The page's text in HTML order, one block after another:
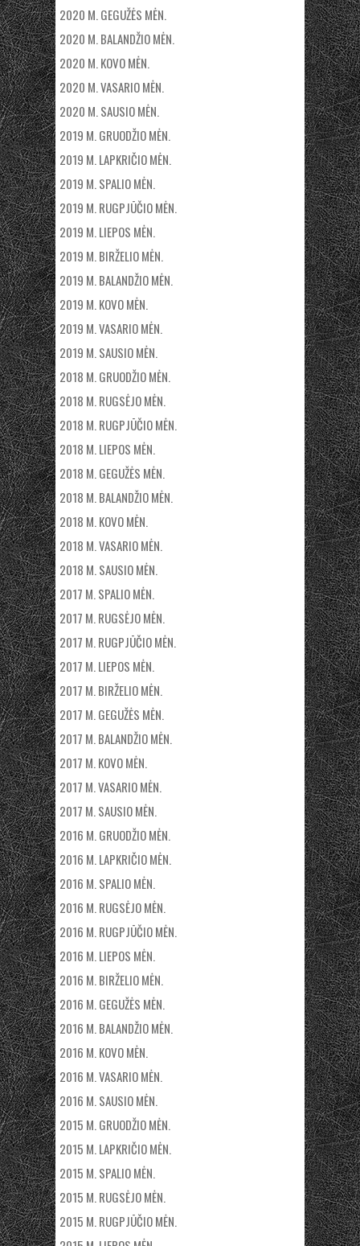
2020 M. GEGUŽĖS MĖN.
2020 M. BALANDŽIO MĖN.
2020 M. KOVO MĖN.
2020 M. VASARIO MĖN.
2020 M. SAUSIO MĖN.
2019 M. GRUODŽIO MĖN.
2019 M. LAPKRIČIO MĖN.
2019 M. SPALIO MĖN.
2019 M. RUGPJŪČIO MĖN.
2019 M. LIEPOS MĖN.
2019 M. BIRŽELIO MĖN.
2019 M. BALANDŽIO MĖN.
2019 M. KOVO MĖN.
2019 M. VASARIO MĖN.
2019 M. SAUSIO MĖN.
2018 M. GRUODŽIO MĖN.
2018 M. RUGSĖJO MĖN.
2018 M. RUGPJŪČIO MĖN.
2018 M. LIEPOS MĖN.
2018 M. GEGUŽĖS MĖN.
2018 M. BALANDŽIO MĖN.
2018 M. KOVO MĖN.
2018 M. VASARIO MĖN.
2018 M. SAUSIO MĖN.
2017 M. SPALIO MĖN.
2017 M. RUGSĖJO MĖN.
2017 M. RUGPJŪČIO MĖN.
2017 M. LIEPOS MĖN.
2017 M. BIRŽELIO MĖN.
2017 M. GEGUŽĖS MĖN.
2017 M. BALANDŽIO MĖN.
2017 M. KOVO MĖN.
2017 M. VASARIO MĖN.
2017 M. SAUSIO MĖN.
2016 M. GRUODŽIO MĖN.
2016 M. LAPKRIČIO MĖN.
2016 M. SPALIO MĖN.
2016 M. RUGSĖJO MĖN.
2016 M. RUGPJŪČIO MĖN.
2016 M. LIEPOS MĖN.
2016 M. BIRŽELIO MĖN.
2016 M. GEGUŽĖS MĖN.
2016 M. BALANDŽIO MĖN.
2016 M. KOVO MĖN.
2016 M. VASARIO MĖN.
2016 M. SAUSIO MĖN.
2015 M. GRUODŽIO MĖN.
2015 M. LAPKRIČIO MĖN.
2015 M. SPALIO MĖN.
2015 M. RUGSĖJO MĖN.
2015 M. RUGPJŪČIO MĖN.